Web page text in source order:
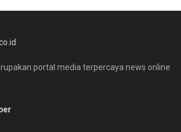
portal media terpercaya news online